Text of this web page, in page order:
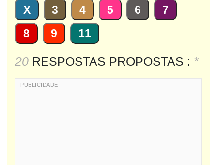
X 3 4 5 6
7
8
9 11
20 RESPOSTAS PROPOSTAS : *